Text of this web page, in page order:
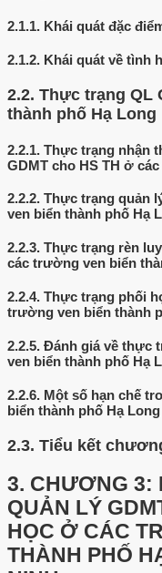
2.1.1. Khái quát đặc
2.1.2. Khái quát về tình
2.2. Thực trạng QL
thành phố Hạ Long
2.2.1. Thực trạng nhận
GDMT cho HS TH ở
2.2.2. Thực trạng quản
ven biển thành phố Hạ
2.2.3. Thực trạng rèn
các trường ven biển
2.2.4. Thực trạng phối
trường ven biển thành
2.2.5. Đánh giá về thực
ven biển thành phố Hạ
2.2.6. Một số hạn chế
biển thành phố Hạ Long
2.3. Tiểu kết
3. CHƯƠNG 3:
QUẢN LÝ
HỌC Ở CÁC
THÀNH PHỐ